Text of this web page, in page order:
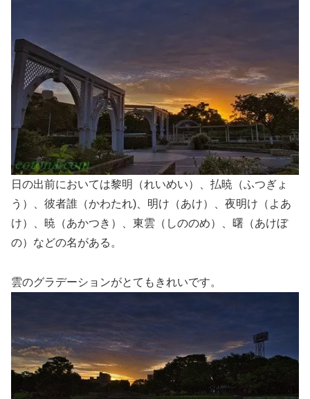
日の出前においては黎明（れいめい）、払暁（ふつぎょ
う）、彼者誰（かわたれ)、明け（あけ）、夜明け（よあ
け）、暁（あかつき）、東雲（しののめ）、曙（あけぼ
の）などの名がある。
雲のグラデーションがとてもきれいです。